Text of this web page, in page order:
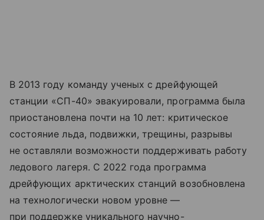
В 2013 году команду ученых с дрейфующей
станции «СП-40» эвакуировали, программа была
приостановлена почти на 10 лет: критическое
состояние льда, подвижки, трещины, разрывы
не оставляли возможности поддерживать работу
ледового лагеря. С 2022 года программа
дрейфующих арктических станций возобновлена
на технологически новом уровне —
при поддержке уникального научно-